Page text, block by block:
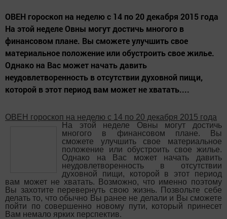
ОВЕН гороскоп на неделю с 14 по 20 декабря 2015 года
На этой неделе Овны могут достичь многого в
финансовом плане. Вы сможете улучшить свое
материальное положение или обустроить свое жилье.
Однако на Вас может начать давить
неудовлетворенность в отсутствии духовной пищи,
которой в этот период вам может не хватать....
ОВЕН гороскоп на неделю с 14 по 20 декабря 2015 года
На этой неделе Овны могут достичь
многого в финансовом плане. Вы
сможете улучшить свое материальное
положение или обустроить свое жилье.
Однако на Вас может начать давить
неудовлетворенность в отсутствии
духовной пищи, которой в этот период
вам может не хватать. Возможно, что именно поэтому
Вы захотите перевернуть свою жизнь. Позвольте себе
делать то, что обычно Вы ранее не делали и Вы сможете
пойти по совершенно новому пути, который принесет
Вам немало ярких перспектив.